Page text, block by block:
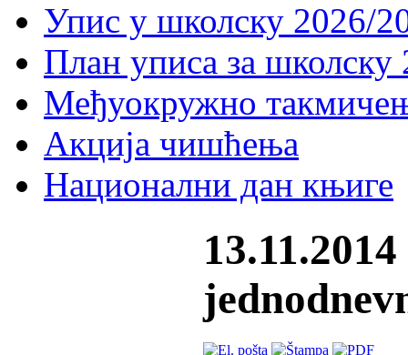
Упис у школску 2026/
План уписа за школску
Међуокружно
Акција чишћења
Национални дан књиге